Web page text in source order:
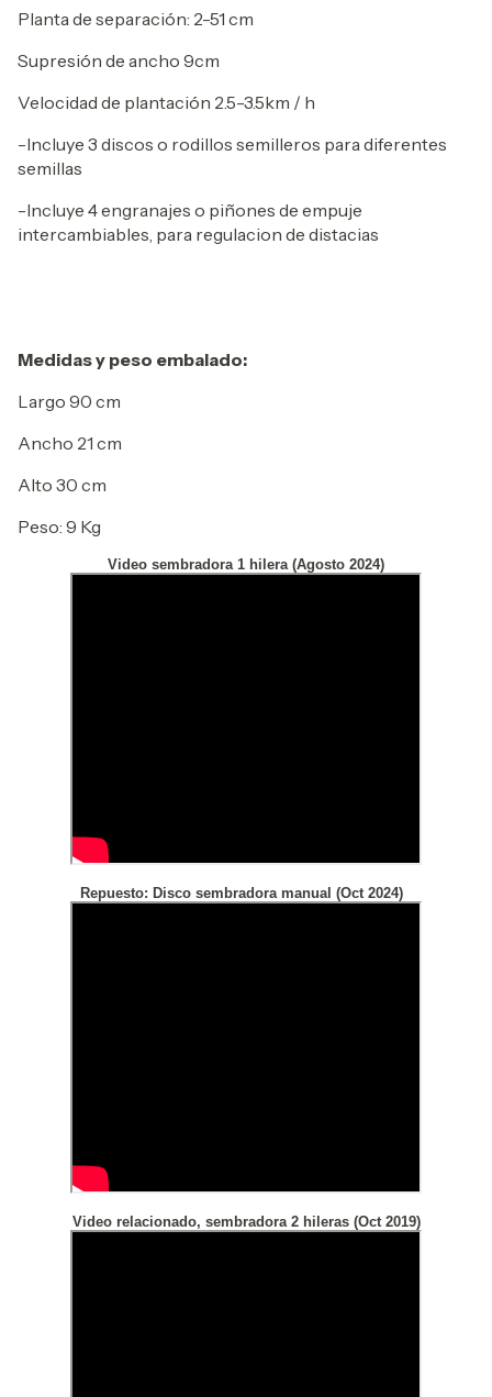
Planta de separación: 2-51 cm
Supresión de ancho 9cm
Velocidad de plantación 2.5-3.5km / h
-Incluye 3 discos o rodillos semilleros para diferentes
semillas
-Incluye 4 engranajes o piñones de empuje
intercambiables, para regulacion de distacias
Medidas y peso embalado:
Largo 90 cm
Ancho 21 cm
Alto 30 cm
Peso: 9 Kg
Video sembradora 1 hilera (Agosto 2024)
Repuesto: Disco sembradora manual (Oct 2024)
Video relacionado, sembradora 2 hileras (Oct 2019)